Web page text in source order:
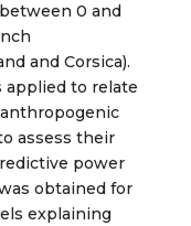
0 and
and Corsica).
applied to relate
assess their
power
obtained for
explaining